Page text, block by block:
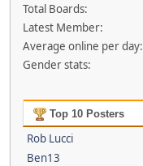
Total Boards:
Latest Member:
Average online per day:
Gender stats:
Top 10 Posters
Rob Lucci
Ben13